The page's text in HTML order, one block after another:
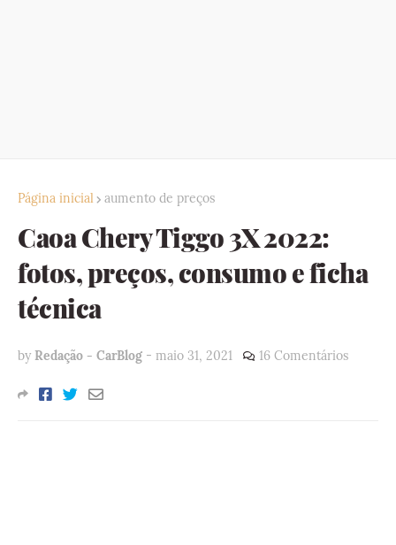
Página inicial aumento de preços
Caoa Chery Tiggo 3X 2022:
fotos, preços, consumo e ficha
técnica
by Redação - CarBlog - maio 31, 2021 16 Comentários